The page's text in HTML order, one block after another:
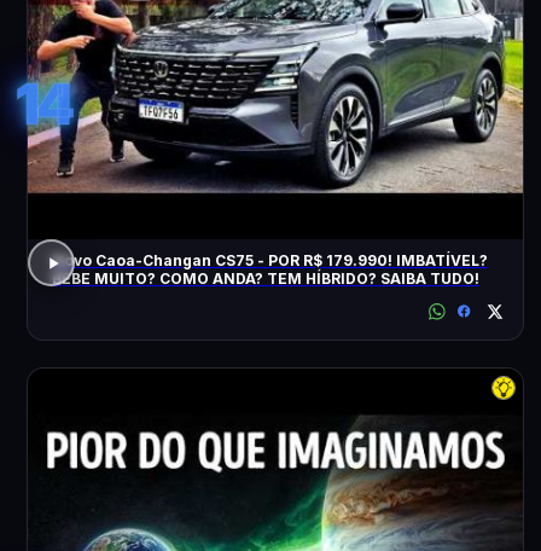
14
Novo Caoa-Changan CS75 - POR R$ 179.990! IMBATÍVEL?
BEBE MUITO? COMO ANDA? TEM HÍBRIDO? SAIBA TUDO!